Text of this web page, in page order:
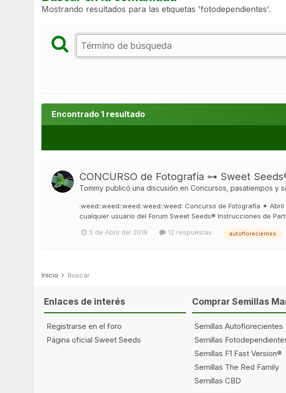
Mostrando resultados para las etiquetas 'fotodependientes'.
Encontrado 1 resultado
CONCURSO de Fotografía ⊶ Sweet
Tommy publicó una discusión enConcursos, pasatiempos y
:weed::weed::weed::weed::weed: Concurso de Fotografía ✦
cualquier usuario del Forum Sweet Seeds® Instrucciones de
5 de Abril del 2019
12 respuestas autoflorecientes
Inicio Buscar
Enlaces de interés
Registrarse en el foro
Página oficial Sweet Seeds
Comprar Semillas
Semillas Autoflorecientes
Semillas
Semillas F1 Fast Version®
Semillas The Red Family
Semillas CBD